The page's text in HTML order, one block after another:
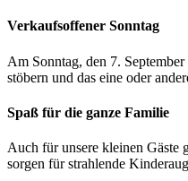
Verkaufsoffener Sonntag
Am Sonntag, den 7.
stöbern und das eine oder
Spaß für die ganze Familie
Auch für unsere kleinen Gäste
sorgen für strahlende